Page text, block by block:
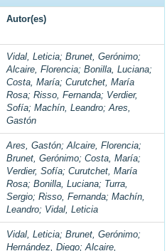
Autor(es)
Vidal, Leticia;Brunet, Gerónimo;
Alcaire, Florencia;Bonilla, Luciana;
Costa, María;Curutchet, María
Rosa;Risso, Fernanda; Verdier,
Sofía;Machín, Leandro;Ares,
Gastón
Ares, Gastón;Alcaire, Florencia;
Brunet, Gerónimo;Costa, María;
Verdier, Sofía;Curutchet, María
Rosa;Bonilla, Luciana; Turra,
Sergio;Risso, Fernanda;Machín,
Leandro; Vidal, Leticia
Vidal, Leticia;Brunet, Gerónimo;
Hernández, Diego;Alcaire,